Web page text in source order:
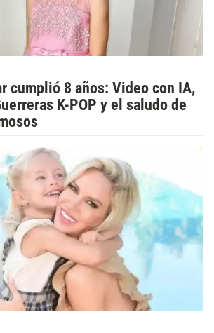
cumplió 8 años: Video con IA,
K-POP y el saludo de